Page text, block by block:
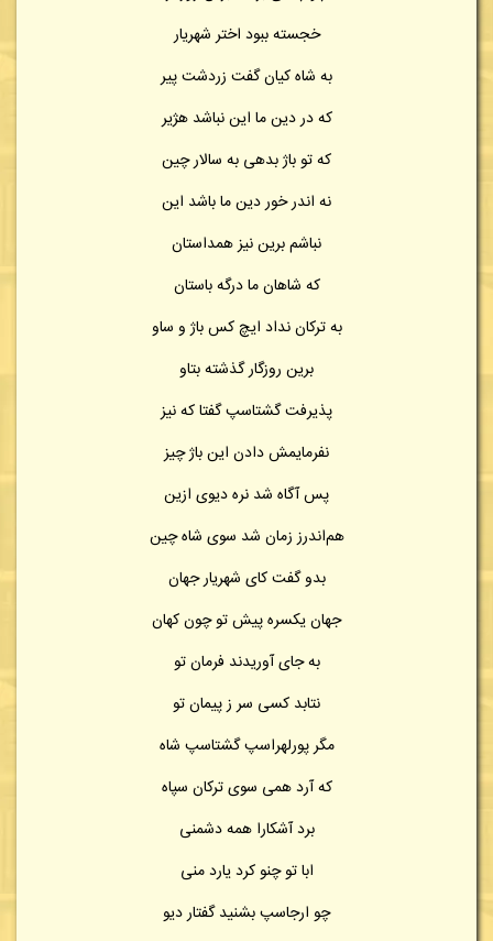
خجسته ببود اختر شهریار
به شاه کیان گفت زردشت پیر
که در دین ما این نباشد هژیر
که تو باژ بدهی به سالار چین
نه اندر خور دین ما باشد این
نباشم برین نیز همداستان
که شاهان ما درگه باستان
به ترکان نداد ایچ کس باژ و ساو
برین روزگار گذشته بتاو
پذیرفت گشتاسپ گفتا که نیز
نفرمایمش دادن این باژ چیز
پس آگاه شد نره دیوی ازین
هم‌اندرز زمان شد سوی شاه چین
بدو گفت کای شهریار جهان
جهان یکسره پیش تو چون کهان
به جای آوریدند فرمان تو
نتابد کسی سر ز پیمان تو
مگر پورلهراسپ گشتاسپ شاه
که آرد همی سوی ترکان سپاه
برد آشکارا همه دشمنی
ابا تو چنو کرد یارد منی
چو ارجاسپ بشنید گفتار دیو